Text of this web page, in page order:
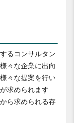
るコンサルタン
々な企業に出向
々な提案を行い
求められます
ら求められる存